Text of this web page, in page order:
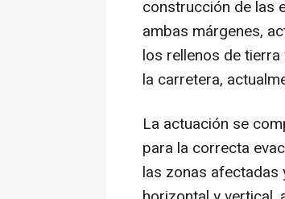
construcción de las
ambas márgenes,
los rellenos de
la carretera,
La actuación se
para la correcta
las zonas afectadas